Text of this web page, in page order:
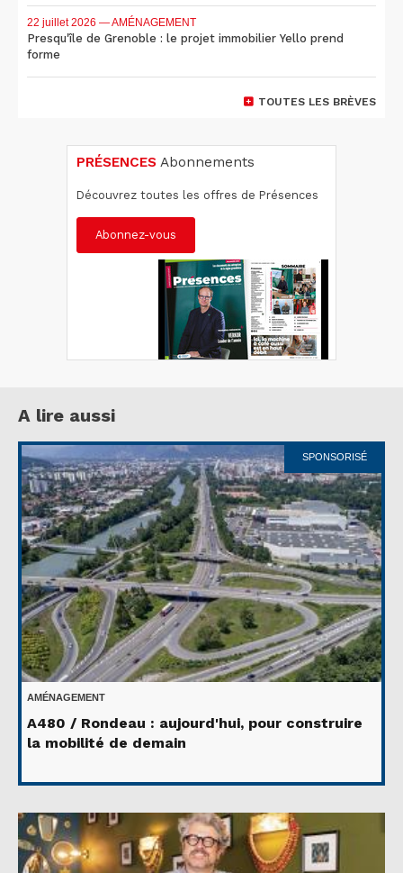
22 juillet 2026 — AMÉNAGEMENT
Presqu'île de Grenoble : le projet immobilier Yello prend
forme
TOUTES LES BRÈVES
PRÉSENCES Abonnements
Découvrez toutes les offres de Présences
Abonnez-vous
A lire aussi
SPONSORISÉ
AMÉNAGEMENT
A480 / Rondeau : aujourd'hui, pour construire
la mobilité de demain